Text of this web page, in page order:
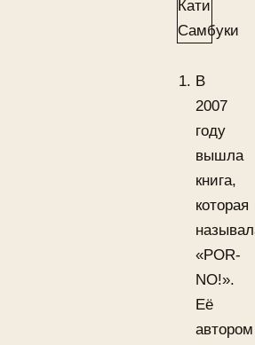
В
2007
году
вышла
книга,
которая
«POR-
NO!».
Её
автором